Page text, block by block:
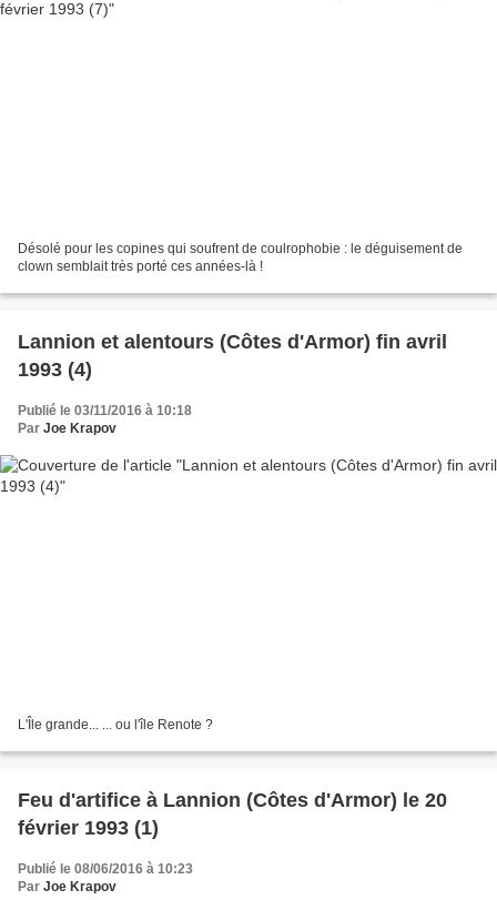
Désolé pour les copines qui soufrent de coulrophobie : le déguisement de
clown semblait très porté ces années-là !
Lannion et alentours (Côtes d'Armor) fin avril
1993 (4)
Publié le 03/11/2016 à 10:18
Par Joe Krapov
L'Île grande... ... ou l'île Renote ?
Feu d'artifice à Lannion (Côtes d'Armor) le 20
février 1993 (1)
Publié le 08/06/2016 à 10:23
Par Joe Krapov